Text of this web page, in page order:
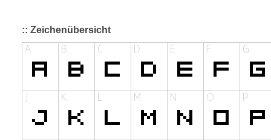
:: Zeichenübersicht